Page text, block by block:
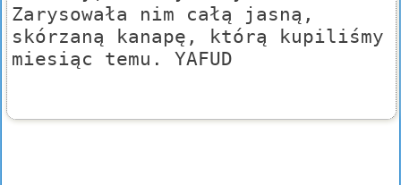
Zarysowała nim całą jasną,
skórzaną kanapę, którą kupiliśmy
miesiąc temu. YAFUD